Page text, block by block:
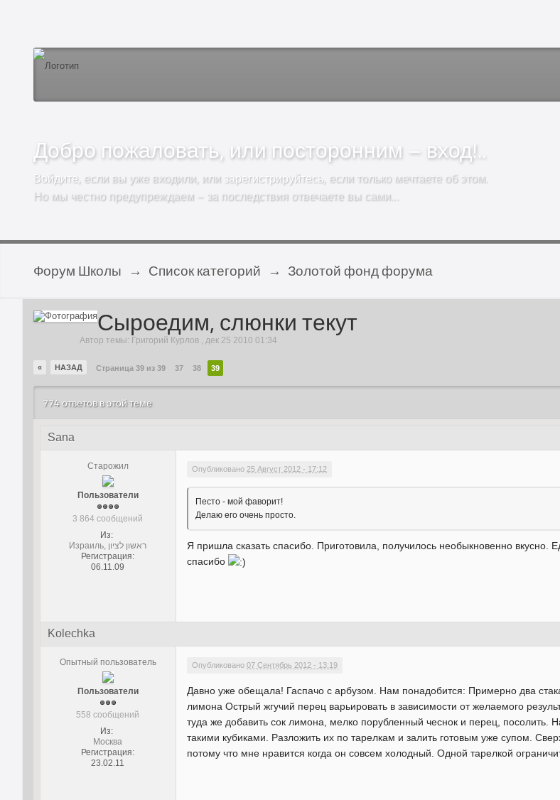
Добро пожаловать, или посторонним – вход!..
Войдите, если вы уже входили, или зарегистрируйтесь, если только мечтаете об этом.
Но мы честно предупреждаем – за последствия отвечаете вы сами…
Форум Школы → Список категорий → Золотой фонд форума
Сыроедим, слюнки текут
Автор темы: Григорий Курлов ,дек 25 2010 01:34
« НАЗАД Страница 39 из 39 37 38 39
774 ответов в этой теме
Sana
Старожил
Пользователи
3 864 сообщений
Из:
Израиль, ראשון לציון
Регистрация:
06.11.09
Опубликовано 25 Август 2012 - 17:12
Песто - мой фаворит!
Делаю его очень просто.
Я пришла сказать спасибо. Приготовила, получилось необыкновенно
спасибо
Kolechka
Опытный пользователь
Пользователи
558 сообщений
Из:
Москва
Регистрация:
23.02.11
Опубликовано07 Сентябрь 2012 - 13:19
Давно уже обещала! Гаспачо с арбузом. Нам понадобится: Примерно два
лимона Острый жгучий перец варьировать в зависимости от желаемого
туда же добавить сок лимона, мелко порубленный чеснок и перец, посолить.
такими кубиками. Разложить их по тарелкам и залить готовым уже супом.
потому что мне нравится когда он совсем холодный. Одной тарелкой